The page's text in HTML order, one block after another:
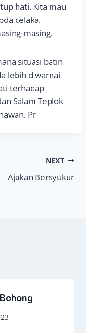
hati. Kita mau
celaka.
masing.
situasi batin
lebih diwarnai
terhadap
Salam Teplok
Pr
NEXT
Ajakan Bersyukur